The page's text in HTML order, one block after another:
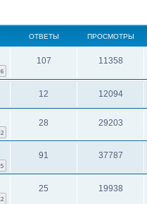
ОТВЕТЫ ПРОСМОТРЫ
6
107 11358
12 12094
2
28 29203
5
91 37787
2
25 19938